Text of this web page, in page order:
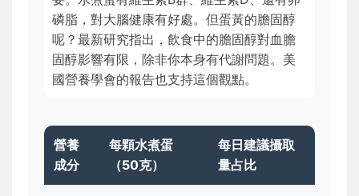
磷脂，對大腦健康有好處。但蛋黃的膽固醇
呢？最新研究指出，飲食中的膽固醇對血膽
固醇影響有限，除非你本身有代謝問題。美
國營養學會的報告也支持這個觀點。
營養
成分
每顆水煮蛋
（50克）
每日建議攝取
量占比